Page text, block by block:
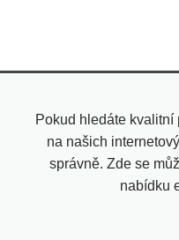
Pokud hledáte kvalitní
na našich
správně. Zde se
nabídku